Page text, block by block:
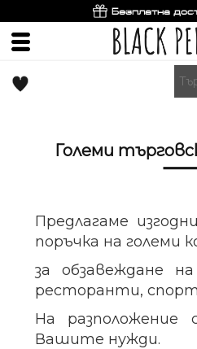
Безплатна
Големи
Предлагаме
поръчка на големи
за обзавеждане
ресторанти,
На разположение
Вашите нужди.